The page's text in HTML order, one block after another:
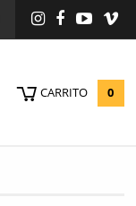
Instagram
Facebook
CARRITO 0